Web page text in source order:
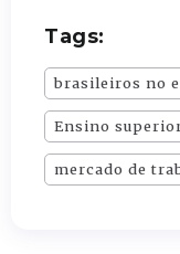
Tags:
brasileiros no
Ensino
mercado de